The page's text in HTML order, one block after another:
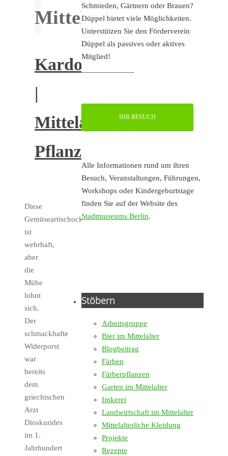
Mittelalter
Kardone
|
Mittelalterliche
Pflanzen
Diese
Gemüseartischocke
ist
wehrhaft,
aber
die
Mühe
lohnt
sich.
Der
schmackhafte
Widerporst
war
bereits
dem
griechischen
Arzt
Dioskurides
im 1.
Jahrhundert
Schmieden, Gärtnern oder Brauen?
Düppel bietet viele Möglichkeiten.
Unterstützen Sie den Förderverein
Düppel als passives oder aktives
Mitglied!
IHR BESUCH
Alle Informationen rund um ihren
Besuch, Veranstaltungen, Führungen,
Workshops oder Kindergeburtstage
finden Sie auf der Website des
Stadtmuseums Berlin.
Stöbern
Arbeitsgruppe
Bier im Mittelalter
Blogbeitrag
Färben
Färberpflanzen
Garten im Mittelalter
Imkerei
Landwirtschaft im Mittelalter
Mittelalterliche Kleidung
Projekte
Rezepte